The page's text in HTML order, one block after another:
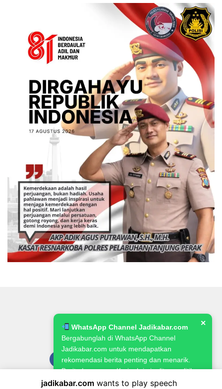
WhatsApp Channel Jadikabar.com
Bergabunglah di WhatsApp Channel
Jadikabar.com untuk mendapatkan
rekomendasi berita penting dan menarik.
Berita Lowongan Kerja, kriminalitas, politik,
pemerintahan, pertanian & ketahanan
✕
jadikabar.com wants to play speech